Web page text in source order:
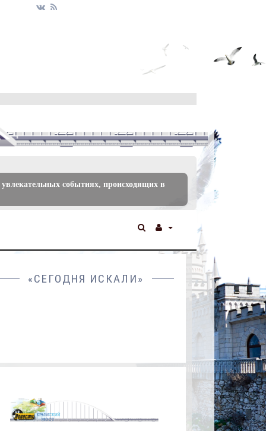
событиях, происходящих в
«СЕГОДНЯ ИСКАЛИ»
СОЦ
СЕТИ